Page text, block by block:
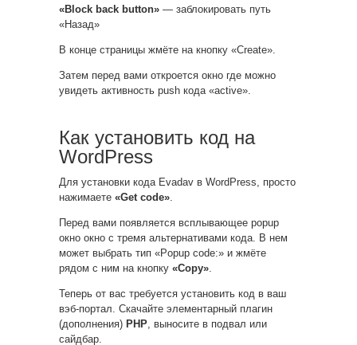
«Block back button» — заблокировать путь
«Назад»
В конце страницы жмёте на кнопку «Create».
Затем перед вами откроется окно где можно
увидеть активность push кода «active».
Как установить код на
WordPress
Для установки кода Evadav в WordPress, просто
нажимаете «Get code».
Перед вами появляется всплывающее popup
окно окно с тремя альтернативами кода. В нем
может выбрать тип «Popup code:» и жмёте
рядом с ним на кнопку «Copy».
Теперь от вас требуется установить код в ваш
вэб-портал. Скачайте элементарный плагин
(дополнения) PHP, выносите в подвал или
сайдбар.